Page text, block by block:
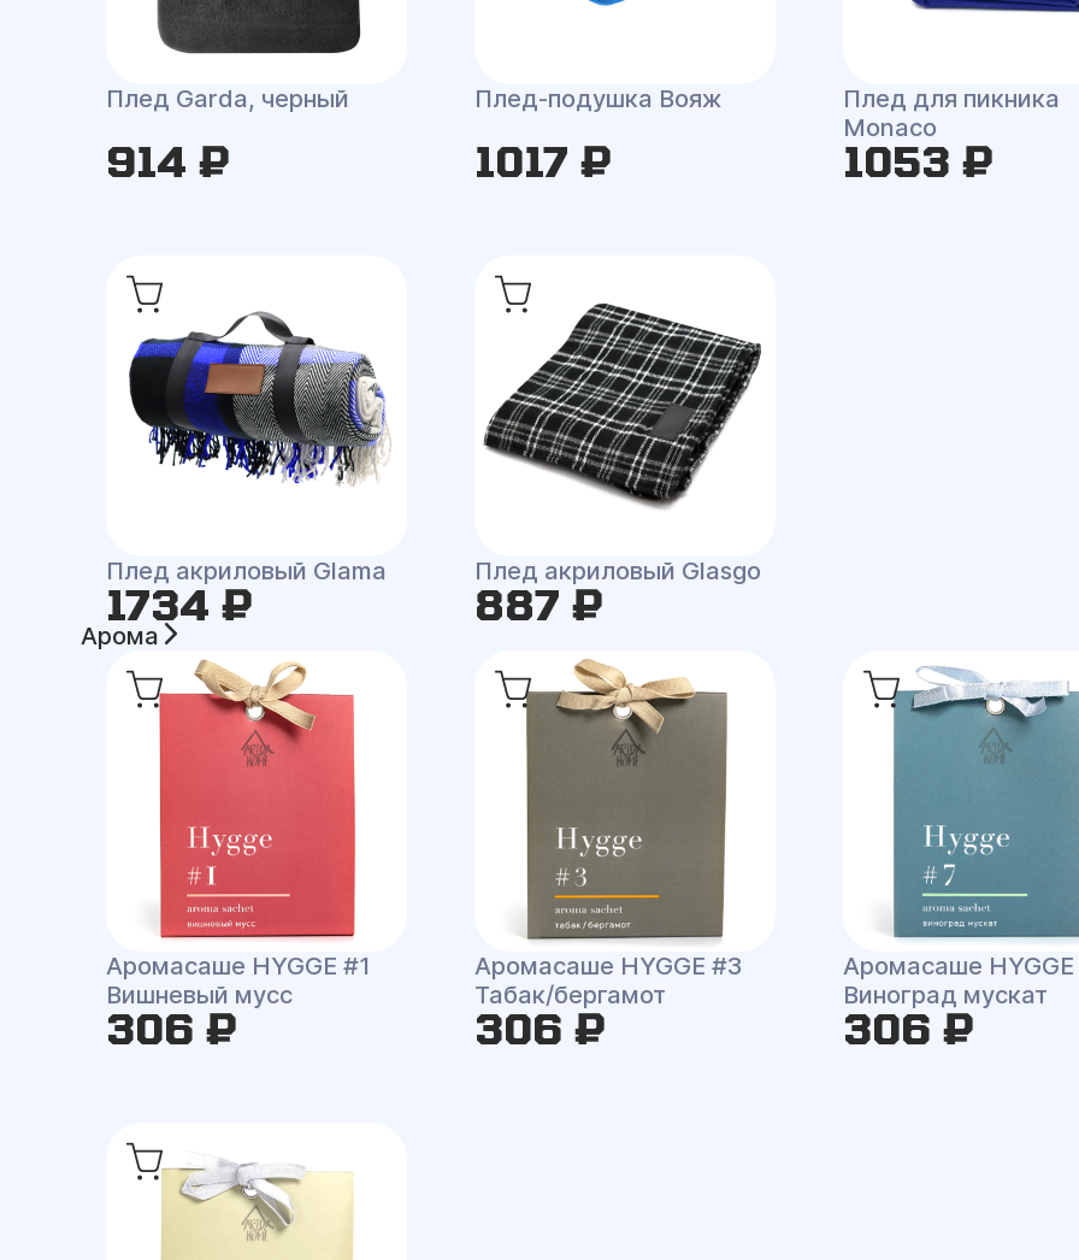
Плед Garda, черный
914 ₽
Плед-подушка Вояж
1017 ₽
Плед для пикника
Monaco
1053 ₽
Плед акриловый Glama
1734 ₽
Плед акриловый Glasgo
887 ₽
Арома
Аромасаше HYGGE #1
Вишневый мусс
306 ₽
Аромасаше HYGGE #3
Табак/бергамот
306 ₽
Аромасаше HYGGE
Виноград мускат
306 ₽